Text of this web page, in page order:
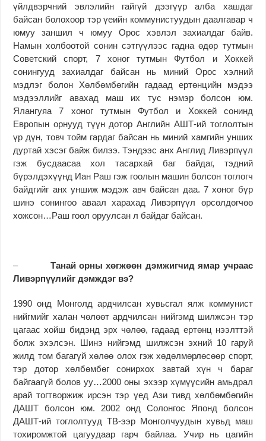
үйлдвэрчний эвлэлийн гайгүй дээгүүр алба хашдаг
байсан болохоор тэр үеийн коммунистуудын даалгавар ч
юмуу заншил ч юмуу Орос хэвлэл захиалдаг байв.
Намын холбоотой сонин сэтгүүлээс гадна өдөр тутмын
Советский спорт, 7 хоног тутмын Футбол и Хоккей
сонингууд захиалдаг байсан нь миний Орос хэлний
мэдлэг болон Хөлбөмбөгийн гадаад ертөнцийн мэдээ
мэдээллийг авахад маш их тус нэмэр болсон юм.
Ялангуяа 7 хоног тутмын Футбол и Хоккей сонинд
Европын орнууд түүн дотор Английн АШТ-ий тоглолтын
үр дүн, товч тойм гардаг байсан нь миний хамгийн унших
дуртай хэсэг байж билээ. Тэндээс анх Англид Ливэрпүүл
гэж бусдаасаа хол тасархай баг байдаг, тэдний
бүрэлдэхүүнд Иан Раш гэж гоолын машин болсон тоглогч
байдгийг анх уншиж мэдэж авч байсан даа. 7 хоног бүр
шинэ сонингоо аваал харахад Ливэрпүүл өрсөлдөгчөө
хожсон…Раш гоол оруулсан л байдаг байсан.
– Танай орны хөгжөөн дэмжигчид ямар учраас
Ливэрпүүлийг дэмждэг вэ?
1990 онд Монголд ардчилсан хувьсгал ялж коммунист
нийгмийг халан чөлөөт ардчилсан нийгэмд шилжсэн тэр
цагаас хойш бидэнд эрх чөлөө, гадаад ертөнц нээлттэй
болж эхэлсэн. Шинэ нийгэмд шилжсэн эхний 10 гаруй
жилд том багагүй хөлөө олох гэж хөдөлмөрлөсөөр спорт,
тэр дотор хөлбөмбөг сонирхох завтай хүн ч бараг
байгаагүй болов уу…2000 оны эхээр хүмүүсийн амьдрал
арай тогтворжиж ирсэн тэр үед Ази тивд хөлбөмбөгийн
ДАШТ болсон юм. 2002 онд Солонгос Японд болсон
ДАШТ-ий тоглолтууд ТВ-ээр Монголчуудын хувьд маш
тохиромжтой цагуудаар гарч байлаа. Учир нь цагийн